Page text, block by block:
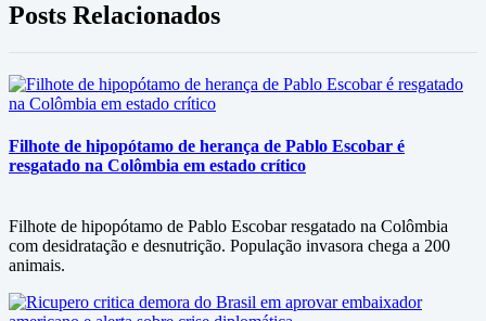
Posts Relacionados
Filhote de hipopótamo de herança de Pablo Escobar é
resgatado na Colômbia em estado crítico
Filhote de hipopótamo de Pablo Escobar resgatado na Colômbia
com desidratação e desnutrição. População invasora chega a 200
animais.